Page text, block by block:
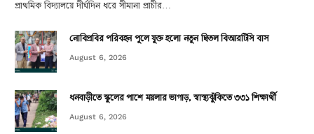
প্রাথমিক বিদ্যালয়ে দীর্ঘদিন ধরে সীমানা প্রাচীর…
নোবিপ্রবির পরিবহন পুলে যুক্ত হলো নতুন দ্বিতল বিআরটিসি বাস
August 6, 2026
ধনবাড়ীতে স্কুলের পাশে ময়লার ভাগাড়, স্বাস্থ্যঝুঁকিতে ৩৩১ শিক্ষার্থী
August 6, 2026